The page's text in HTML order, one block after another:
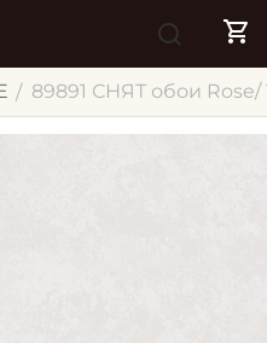
/ 89891 СНЯТ обои